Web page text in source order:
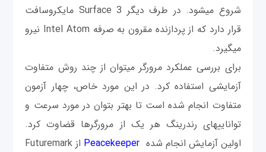
شروع می‎شود. در طرف دیگر Surface 3 مایکروسافت
قرار دارد که از پردازنده مقرون به صرفه Intel Atom نیرو
می‎گیرد.
برای بررسی عملکرد مرورگر می‎توان از چند روش متفاوت
آزمایشی استفاده کرد. در این مورد خاص، چهار آزمون
متفاوت انجام شده است تا بهتر بتوان در مورد سرعت و
توانایی‎های رندرينگ هر یک از مرورگرها قضاوت کرد.
اولین آزمايش انجام شده Peacekeeper
از Futuremark